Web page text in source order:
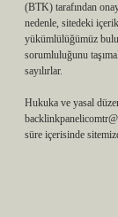
(BTK) tarafından
nedenle, sitedeki
yükümlülüğümüz
sorumluluğunu
sayılırlar.
Hukuka ve yasal
süre içerisinde